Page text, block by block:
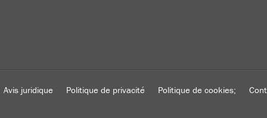
Avis juridique Politique de privacité Politique de cookies;